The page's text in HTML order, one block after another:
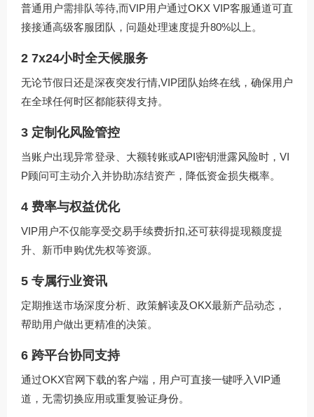
普通用户需排队等待,而VIP用户通过OKX VIP客服通道可直
接接通高级客服团队，问题处理速度提升80%以上。
2 7x24小时全天候服务
无论节假日还是深夜突发行情,VIP团队始终在线，确保用户
在全球任何时区都能获得支持。
3 定制化风险管控
当账户出现异常登录、大额转账或API密钥泄露风险时，VI
P顾问可主动介入并协助冻结资产，降低资金损失概率。
4 费率与权益优化
VIP用户不仅能享受交易手续费折扣,还可获得提现额度提
升、新币申购优先权等资源。
5 专属行业资讯
定期推送市场深度分析、政策解读及OKX最新产品动态，
帮助用户做出更精准的决策。
6 跨平台协同支持
通过OKX官网下载的客户端，用户可直接一键呼入VIP通
道，无需切换应用或重复验证身份。